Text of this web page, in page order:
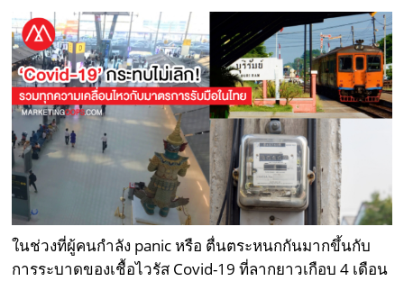
ในช่วงที่ผู้คนกำลัง panic หรือ ตื่นตระหนกกันมากขึ้นกับ
การระบาดของเชื้อไวรัส Covid-19 ที่ลากยาวเกือบ 4 เดือน